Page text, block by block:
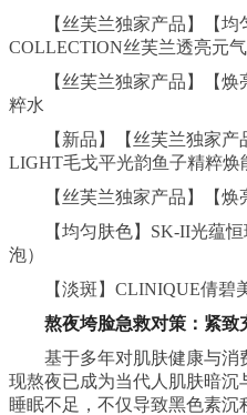
【丝芙兰独家产品】【均
COLLECTION丝芙兰透亮元
【丝芙兰独家产品】【
粹水
【新品】【丝芙兰独家
LIGHT毛戈平光韵鱼子精粹焕
【丝芙兰独家产品】【
【均匀肤色】SK-II光蕴
泡）
【淡斑】CLINIQUE倩碧
熬夜垮脸急救对策： 紧致
基于多年对肌肤健康与消
现熬夜已成为当代人肌肤暗
睡眠不足，不仅导致黑色素沉